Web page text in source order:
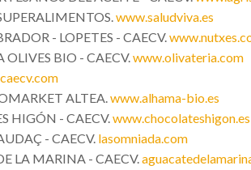
www.saludviva.es
- LOPETES - CAECV.
OLIVES BIO - CAECV.www.olivateria.com
ALTEA.www.alhama-bio.es
HIGÓN - CAECV.www.chocolateshigon.es
- CAECV. lasomniada.com
LA MARINA - CAECV.